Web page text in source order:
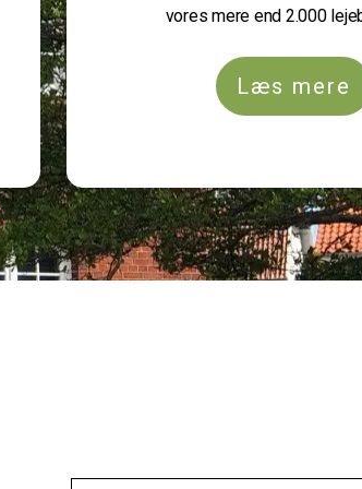
vores mere end 2.000
Læs mere